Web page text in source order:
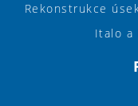
Rekonstrukce
Italo a